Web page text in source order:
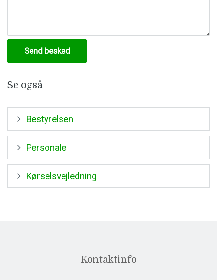
Se også
Bestyrelsen
Personale
Kørselsvejledning
Kontaktinfo